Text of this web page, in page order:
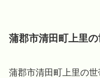
蒲郡市清田町上里
蒲郡市清田町上里の